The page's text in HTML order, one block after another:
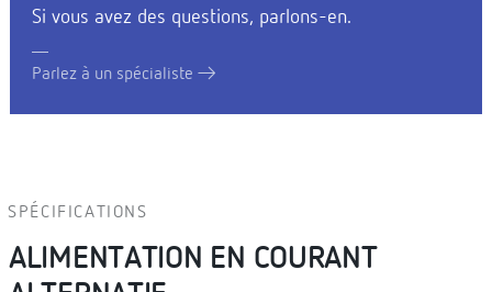
Si vous avez des questions, parlons-en.
Parlez à un spécialiste
SPÉCIFICATIONS
ALIMENTATION EN COURANT